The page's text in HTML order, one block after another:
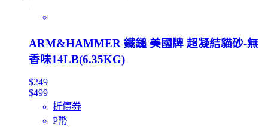
ARM&HAMMER 鐵鎚 美國牌 超凝結貓砂-無
香味14LB(6.35KG)
$249
$499
折價券
P幣